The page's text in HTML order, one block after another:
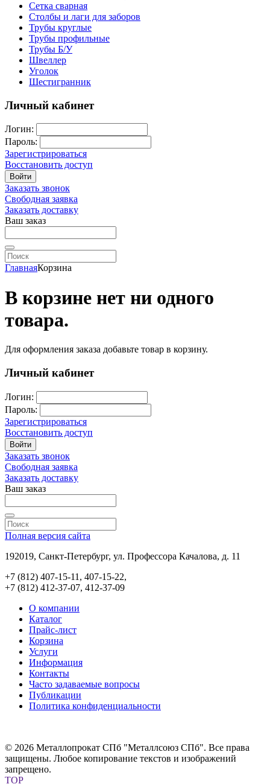
Сетка сварная
Столбы и лаги для заборов
Трубы круглые
Трубы профильные
Трубы Б/У
Швеллер
Уголок
Шестигранник
Личный кабинет
Логин:
Пароль:
Зарегистрироваться
Восстановить доступ
Войти
Заказать звонок
Свободная заявка
Заказать доставку
Ваш заказ
ГлавнаяКорзина
В корзине нет ни одного
товара.
Для оформления заказа добавьте товар в корзину.
Личный кабинет
Логин:
Пароль:
Зарегистрироваться
Восстановить доступ
Войти
Заказать звонок
Свободная заявка
Заказать доставку
Ваш заказ
Полная версия сайта
192019, Санкт-Петербург, ул. Профессора Качалова, д. 11
+7 (812) 407-15-11, 407-15-22,
+7 (812) 412-37-07, 412-37-09
О компании
Каталог
Прайс-лист
Корзина
Услуги
Информация
Контакты
Часто задаваемые вопросы
Публикации
Политика конфиденциальности
© 2026 Металлопрокат СПб "Металлсоюз СПб". Все права
защищены. Любое копирование текстов и изображений
запрещено.
TOP